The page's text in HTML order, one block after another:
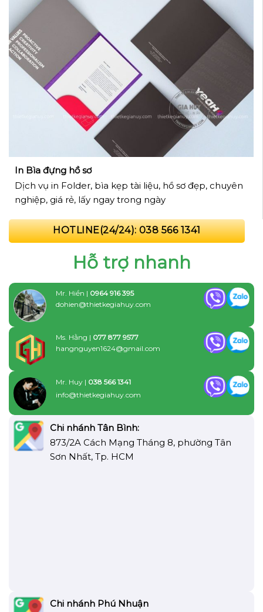
In Bìa đựng hồ sơ
Dịch vụ in Folder, bìa kẹp tài liệu, hồ sơ đẹp, chuyên
nghiệp, giá rẻ, lấy ngay trong ngày
HOTLINE(24/24): 038 566 1341
Hỗ trợ nhanh
Mr. Hiền | 0964 916 395
dohien@thietkegiahuy.com
Ms. Hằng | 077 877 9577
hangnguyen1624@gmail.com
Mr. Huy | 038 566 1341
info@thietkegiahuy.com
Chi nhánh Tân Bình:
873/2A Cách Mạng Tháng 8, phường Tân
Sơn Nhất, Tp. HCM
Chi nhánh Phú Nhuận